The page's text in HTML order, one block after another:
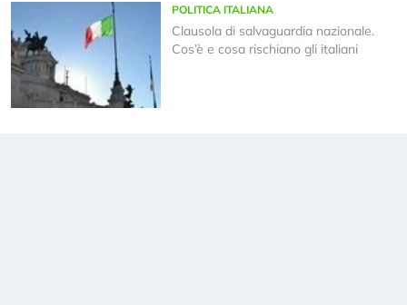
POLITICA ITALIANA
Clausola di salvaguardia nazionale.
Cos’è e cosa rischiano gli italiani